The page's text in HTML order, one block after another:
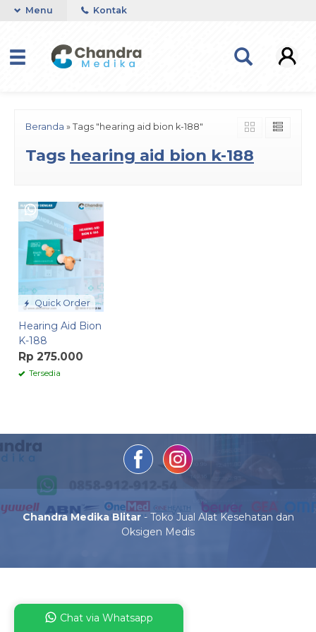
Menu Kontak
Beranda » Tags "hearing aid bion k-188"
Tags hearing aid bion k-188
Quick Order
Hearing Aid Bion
K-188
Rp 275.000
Tersedia
Chandra Medika Blitar- Toko Jual Alat Kesehatan dan
Oksigen Medis
Chat via Whatsapp